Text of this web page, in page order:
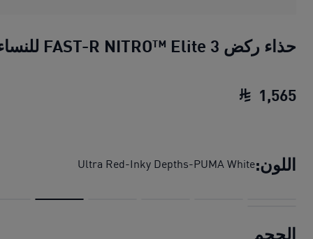
حذاء ركض FAST-R NITRO™ Elite 3 للنساء
1 565
اللون:Ultra Red-Inky Depths-PUMA White
الحجم